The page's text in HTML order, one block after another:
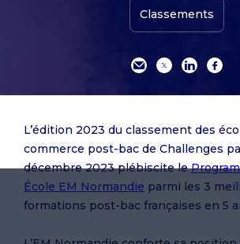
Classements
L’édition 2023 du classement des
commerce post-bac de Challenges
décembre 2023 plébiscite le
École EM Normandie parmi les 3
formations post-bac françaises en 5